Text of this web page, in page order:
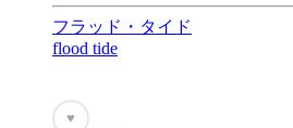
フラッド・タイド
flood tide
♥